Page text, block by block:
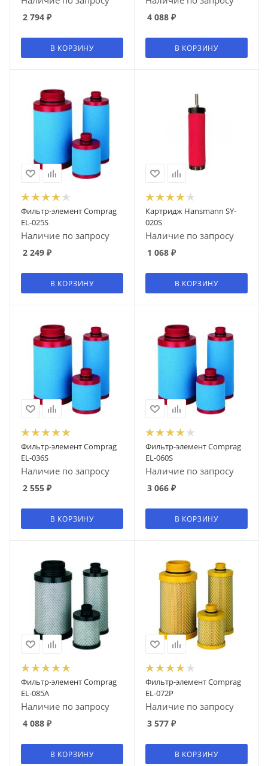
2 794 ₽
В КОРЗИНУ
4 088 ₽
В КОРЗИНУ
Фильтр-элемент Comprag
EL-025S
Наличие по запросу
2 249 ₽
В КОРЗИНУ
Картридж Hansmann SY-
020S
Наличие по запросу
1 068 ₽
В КОРЗИНУ
Фильтр-элемент Comprag
EL-036S
Наличие по запросу
2 555 ₽
В КОРЗИНУ
Фильтр-элемент Comprag
EL-060S
Наличие по запросу
3 066 ₽
В КОРЗИНУ
Фильтр-элемент Comprag
EL-085A
Наличие по запросу
4 088 ₽
В КОРЗИНУ
Фильтр-элемент Comprag
EL-072P
Наличие по запросу
3 577 ₽
В КОРЗИНУ